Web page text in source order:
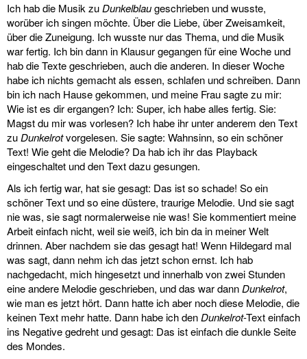
Ich hab die Musik zuDunkelblaugeschrieben und wusste,
worüber ich singen möchte. Über die Liebe, über Zweisamkeit,
über die Zuneigung. Ich wusste nur das Thema, und die Musik
war fertig. Ich bin dann in Klausur gegangen für eine Woche und
hab die Texte geschrieben, auch die anderen. In dieser Woche
habe ich nichts gemacht als essen, schlafen und schreiben. Dann
bin ich nach Hause gekommen, und meine Frau sagte zu mir:
Wie ist es dir ergangen? Ich: Super, ich habe alles fertig. Sie:
Magst du mir was vorlesen? Ich habe ihr unter anderem den Text
zuDunkelrotvorgelesen. Sie sagte: Wahnsinn, so ein schöner
Text! Wie geht die Melodie? Da hab ich ihr das Playback
eingeschaltet und den Text dazu gesungen.
Als ich fertig war, hat sie gesagt: Das ist so schade! So ein
schöner Text und so eine düstere, traurige Melodie. Und sie sagt
nie was, sie sagt normalerweise nie was! Sie kommentiert meine
Arbeit einfach nicht, weil sie weiß, ich bin da in meiner Welt
drinnen. Aber nachdem sie das gesagt hat! Wenn Hildegard mal
was sagt, dann nehm ich das jetzt schon ernst. Ich hab
nachgedacht, mich hingesetzt und innerhalb von zwei Stunden
eine andere Melodie geschrieben, und das war dannDunkelrot,
wie man es jetzt hört. Dann hatte ich aber noch diese Melodie, die
keinen Text mehr hatte. Dann habe ich denDunkelrot-Text einfach
ins Negative gedreht und gesagt: Das ist einfach die dunkle Seite
des Mondes.